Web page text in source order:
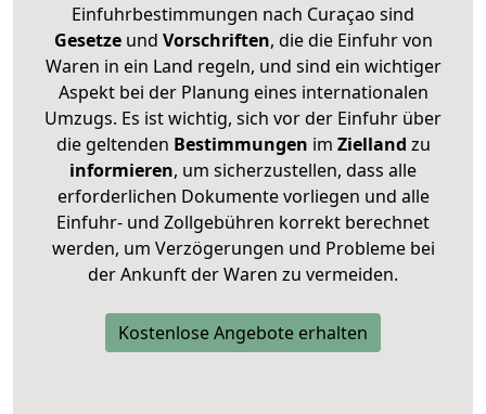
Einfuhrbestimmungen nach Curaçao sind
Gesetzeund Vorschriften, die die Einfuhr von
Waren in ein Land regeln, und sind ein wichtiger
Aspekt bei der Planung eines internationalen
Umzugs. Es ist wichtig, sich vor der Einfuhr über
die geltenden Bestimmungen im Zielland zu
informieren, um sicherzustellen, dass alle
erforderlichen Dokumente vorliegen und alle
Einfuhr- und Zollgebühren korrekt berechnet
werden, um Verzögerungen und Probleme bei
der Ankunft der Waren zu vermeiden.
Kostenlose Angebote erhalten